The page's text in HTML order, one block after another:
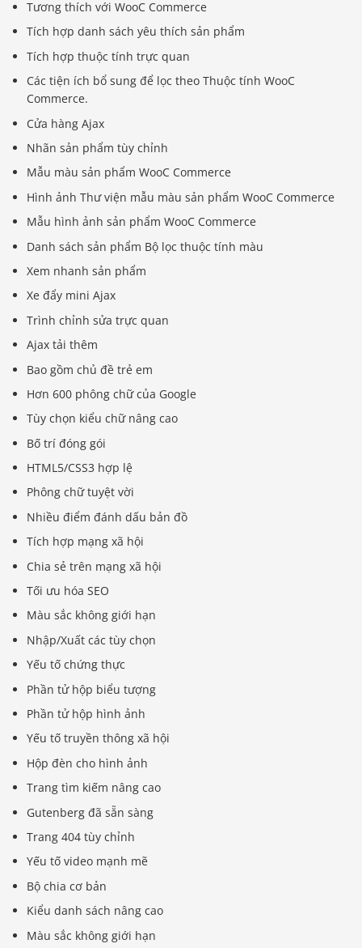
Tương thích với WooC Commerce
Tích hợp danh sách yêu thích sản phẩm
Tích hợp thuộc tính trực quan
Các tiện ích bổ sung để lọc theo Thuộc tính WooC
Commerce.
Cửa hàng Ajax
Nhãn sản phẩm tùy chỉnh
Mẫu màu sản phẩm WooC Commerce
Hình ảnh Thư viện mẫu màu sản phẩm WooC Commerce
Mẫu hình ảnh sản phẩm WooC Commerce
Danh sách sản phẩm Bộ lọc thuộc tính màu
Xem nhanh sản phẩm
Xe đẩy mini Ajax
Trình chỉnh sửa trực quan
Ajax tải thêm
Bao gồm chủ đề trẻ em
Hơn 600 phông chữ của Google
Tùy chọn kiểu chữ nâng cao
Bố trí đóng gói
HTML5/CSS3 hợp lệ
Phông chữ tuyệt vời
Nhiều điểm đánh dấu bản đồ
Tích hợp mạng xã hội
Chia sẻ trên mạng xã hội
Tối ưu hóa SEO
Màu sắc không giới hạn
Nhập/Xuất các tùy chọn
Yếu tố chứng thực
Phần tử hộp biểu tượng
Phần tử hộp hình ảnh
Yếu tố truyền thông xã hội
Hộp đèn cho hình ảnh
Trang tìm kiếm nâng cao
Gutenberg đã sẵn sàng
Trang 404 tùy chỉnh
Yếu tố video mạnh mẽ
Bộ chia cơ bản
Kiểu danh sách nâng cao
Màu sắc không giới hạn